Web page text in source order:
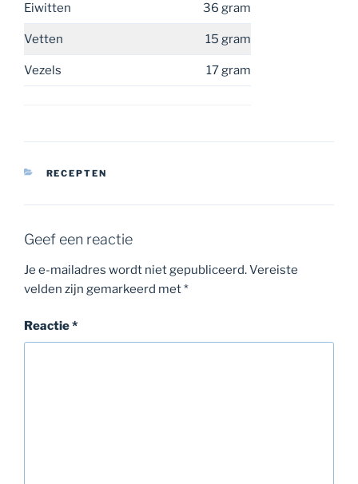
Eiwitten 36 gram
Vetten 15 gram
Vezels 17 gram
CATEGORIEËN
RECEPTEN
Geef een reactie
Je e-mailadres wordt niet gepubliceerd.Vereiste
velden zijn gemarkeerd met*
Reactie*